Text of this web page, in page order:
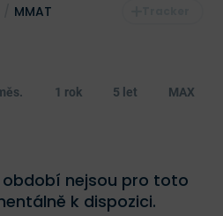
MMAT
1 rok 5 let MAX
nejsou pro toto
k dispozici.